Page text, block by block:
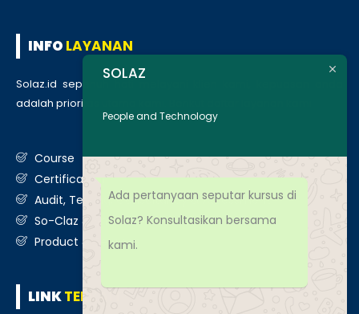
INFO LAYANAN
Solaz.id sepenuh hati melayani klien kami, kepuasan anda
adalah prioritas utama kami. Berikut daftar layanan kami
Course
Certification
Audit, Testing, Consultancy & Assessment
So-Claz & Smart Benchmark
Product & Services
LINKTERKAIT
SOLAZ
People and Technology
Ada pertanyaan seputar kursus di
Solaz? Konsultasikan bersama
kami.